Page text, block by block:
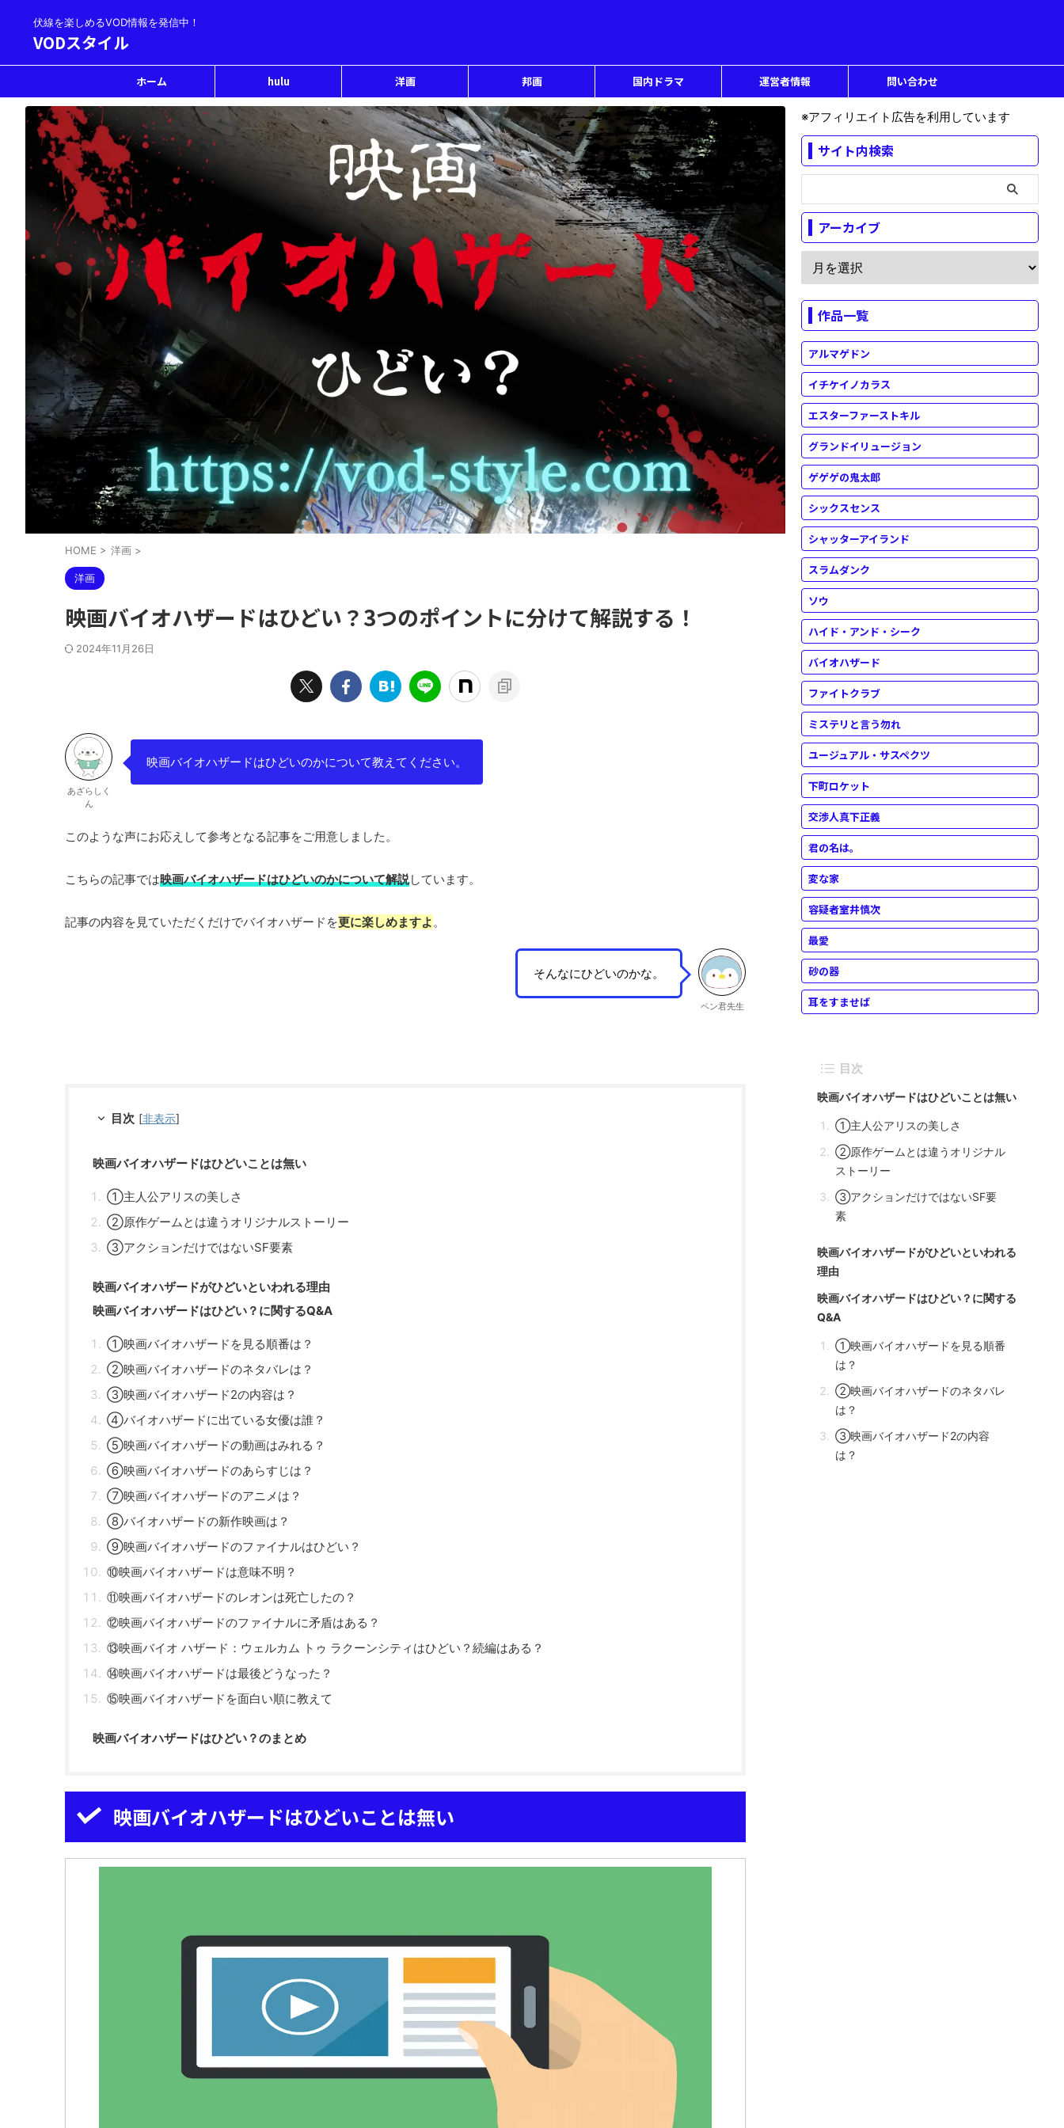
伏線を楽しめるVOD情報を発信中！
VODスタイル
ホーム hulu 洋画 邦画 国内ドラマ 運営者情報 問い合わせ
HOME > 洋画 >
洋画
映画バイオハザードはひどい？3つのポイントに分けて解説する！
2024年11月26日
あざらしく
ん
映画バイオハザードはひどいのかについて教えてください。
このような声にお応えして参考となる記事をご用意しました。
こちらの記事では映画バイオハザードはひどいのかについて解説しています。
記事の内容を見ていただくだけでバイオハザードを更に楽しめますよ 。
そんなにひどいのかな。
ペン君先生
目次 [非表示]
映画バイオハザードはひどいことは無い
①主人公アリスの美しさ
②原作ゲームとは違うオリジナルストーリー
③アクションだけではないSF要素
映画バイオハザードがひどいといわれる理由
映画バイオハザードはひどい？に関するQ&A
①映画バイオハザードを見る順番は？
②映画バイオハザードのネタバレは？
③映画バイオハザード2の内容は？
④バイオハザードに出ている女優は誰？
⑤映画バイオハザードの動画はみれる？
⑥映画バイオハザードのあらすじは？
⑦映画バイオハザードのアニメは？
⑧バイオハザードの新作映画は？
⑨映画バイオハザードのファイナルはひどい？
⑩映画バイオハザードは意味不明？
⑪映画バイオハザードのレオンは死亡したの？
⑫映画バイオハザードのファイナルに矛盾はある？
⑬映画バイオ ハザード：ウェルカム トゥ ラクーンシティはひどい？続編はある？
⑭映画バイオハザードは最後どうなった？
⑮映画バイオハザードを面白い順に教えて
映画バイオハザードはひどい？のまとめ
映画バイオハザードはひどいことは無い
※アフィリエイト広告を利用しています
サイト内検索
アーカイブ
作品一覧
アルマゲドン
イチケイノカラス
エスターファーストキル
グランドイリュージョン
ゲゲゲの鬼太郎
シックスセンス
シャッターアイランド
スラムダンク
ソウ
ハイド・アンド・シーク
バイオハザード
ファイトクラブ
ミステリと言う勿れ
ユージュアル・サスペクツ
下町ロケット
交渉人真下正義
君の名は。
変な家
容疑者室井慎次
最愛
砂の器
耳をすませば
目次
映画バイオハザードはひどいことは無い
①主人公アリスの美しさ
②原作ゲームとは違うオリジナル
ストーリー
③アクションだけではないSF要
素
映画バイオハザードがひどいといわれる
理由
映画バイオハザードはひどい？に関する
Q&A
①映画バイオハザードを見る順番
は？
②映画バイオハザードのネタバレ
は？
③映画バイオハザード2の内容
は？